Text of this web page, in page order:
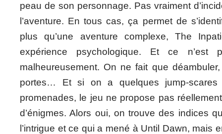
peau de son personnage. Pas vraiment
l’aventure. En tous cas, ça permet de
plus qu’une aventure complexe, The
expérience psychologique. Et ce n’est
malheureusement. On ne fait que
portes… Et si on a quelques jump-scares
promenades, le jeu ne propose pas
d’énigmes. Alors oui, on trouve des indices
l’intrigue et ce qui a mené à Until Dawn, mais